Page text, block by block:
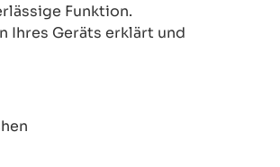
Funktion.
Ihres Geräts erklärt und